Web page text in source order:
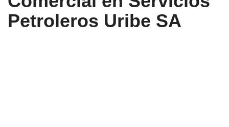
Petroleros Uribe SA